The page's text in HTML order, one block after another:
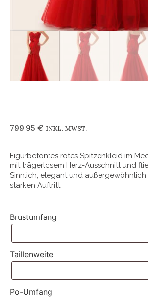
799,95 € INKL. MWST.
Figurbetontes rotes Spitzenkleid im
mit trägerlosem Herz-Ausschnitt und
Sinnlich, elegant und außergewöhnlich
starken Auftritt.
Brustumfang
Taillenweite
Po-Umfang